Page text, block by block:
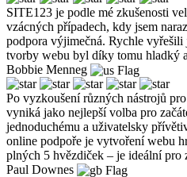
SITE123 je podle mé zkušenosti
vzácných případech, kdy jsem
podpora výjimečná. Rychle
tvorby webu byl díky tomu hladký
Bobbie Menneg
Po vyzkoušení různých nástrojů
vyniká jako nejlepší volba pro
jednoduchému a uživatelsky
online podpoře je vytvoření webu
plných 5 hvězdiček – je ideální pro
Paul Downes